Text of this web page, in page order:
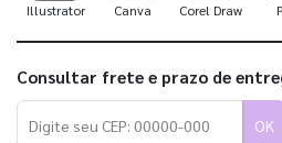
Illustrator Canva Corel Draw
Consultar frete e prazo de
OK